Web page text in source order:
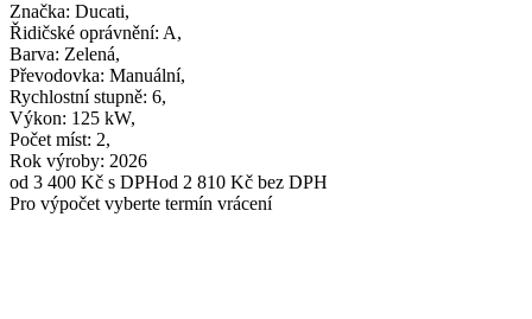
Značka: Ducati,
Řidičské oprávnění: A,
Barva: Zelená,
Převodovka: Manuální,
Rychlostní stupně: 6,
Výkon: 125 kW,
Počet míst: 2,
Rok výroby: 2026
od 3 400 Kč s DPHod 2 810 Kč bez DPH
Pro výpočet vyberte termín vrácení